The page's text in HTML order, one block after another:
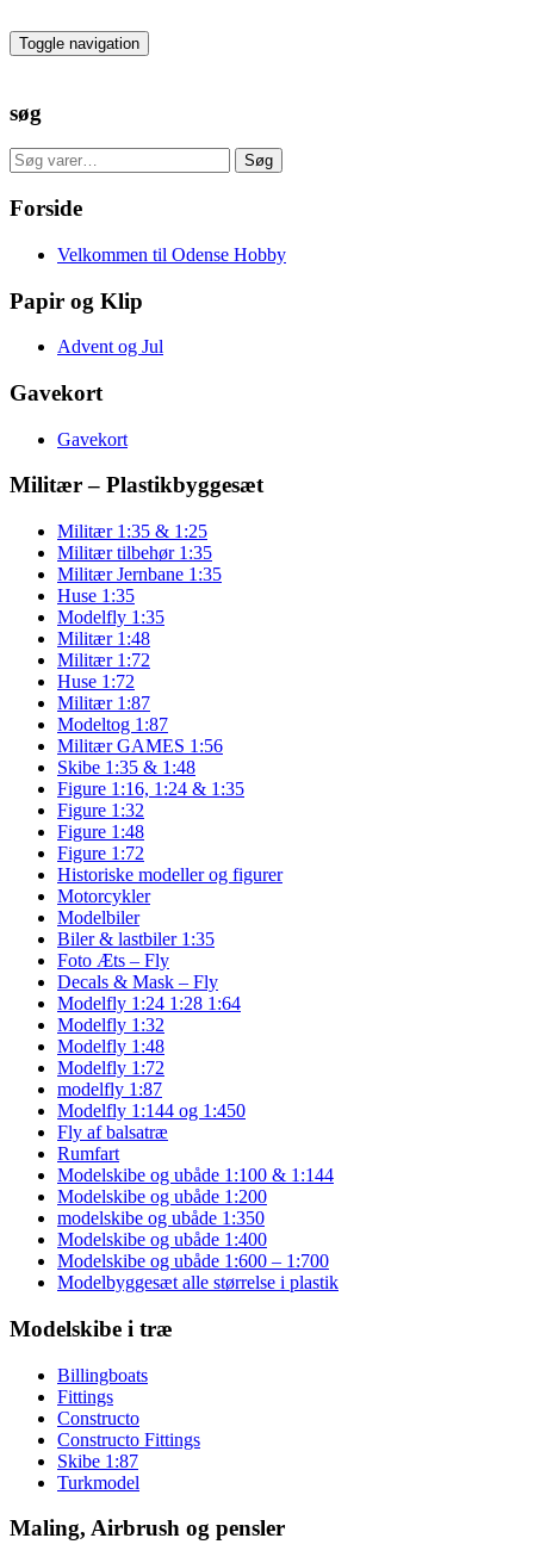
to
the
Toggle navigation
søg
Søg
efter:
Søg
Forside
Velkommen til Odense Hobby
Papir og Klip
Advent og Jul
Gavekort
Gavekort
Militær – Plastikbyggesæt
Militær 1:35 & 1:25
Militær tilbehør 1:35
Militær Jernbane 1:35
Huse 1:35
Modelfly 1:35
Militær 1:48
Militær 1:72
Huse 1:72
Militær 1:87
Modeltog 1:87
Militær GAMES 1:56
Skibe 1:35 & 1:48
Figure 1:16, 1:24 & 1:35
Figure 1:32
Figure 1:48
Figure 1:72
Historiske modeller og figurer
Motorcykler
Modelbiler
Biler & lastbiler 1:35
Foto Æts – Fly
Decals & Mask – Fly
Modelfly 1:24 1:28 1:64
Modelfly 1:32
Modelfly 1:48
Modelfly 1:72
modelfly 1:87
Modelfly 1:144 og 1:450
Fly af balsatræ
Rumfart
Modelskibe og ubåde 1:100 & 1:144
Modelskibe og ubåde 1:200
modelskibe og ubåde 1:350
Modelskibe og ubåde 1:400
Modelskibe og ubåde 1:600 – 1:700
Modelbyggesæt alle størrelse i plastik
Modelskibe i træ
Billingboats
Fittings
Constructo
Constructo Fittings
Skibe 1:87
Turkmodel
Maling, Airbrush og pensler